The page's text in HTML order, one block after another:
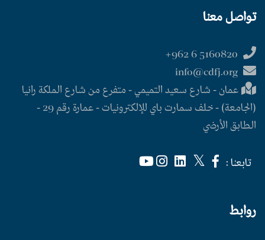
تواصل معنا
عمان - شارع سعيد التميمي - متفرع من شارع الملكة رانيا
(الجامعة) - خلف سمارت باي للإلكترونيات - عمارة رقم 29 -
الطابق الأرضي
تابعنا :
روابط